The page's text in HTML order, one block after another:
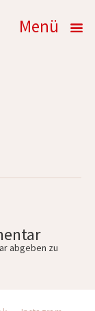
Menü
abgeben zu